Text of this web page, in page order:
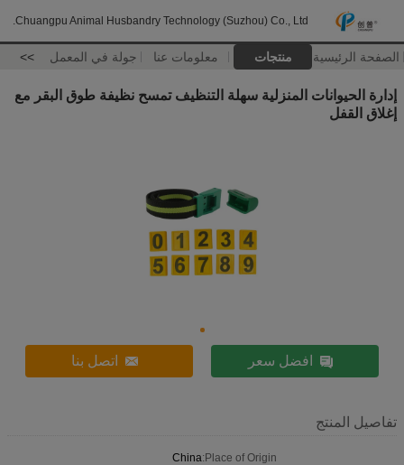
Chuangpu Animal Husbandry Technology (Suzhou) Co., Ltd.
الصفحة الرئيسية منتجات معلومات عنا جولة في المعمل >>
إدارة الحيوانات المنزلية سهلة التنظيف تمسح نظيفة طوق البقر مع
إغلاق القفل
افضل سعر اتصل بنا
تفاصيل المنتج
Place of Origin:
China